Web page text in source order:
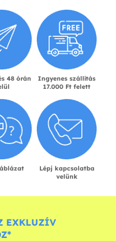
48 órán
Ingyenes szállítás
17.000 Ft felett
Lépj kapcsolatba
velünk
EXKLUZÍV